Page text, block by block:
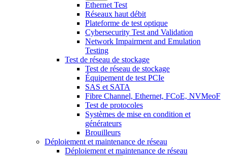
Ethernet Test
Réseaux haut débit
Plateforme de test optique
Cybersecurity Test and Validation
Network Impairment and Emulation
Testing
Test de réseau de stockage
Test de réseau de stockage
Équipement de test PCIe
SAS et SATA
Fibre Channel, Ethernet, FCoE, NVMeoF
Test de protocoles
Systèmes de mise en condition et
générateurs
Brouilleurs
Déploiement et maintenance de réseau
Déploiement et maintenance de réseau